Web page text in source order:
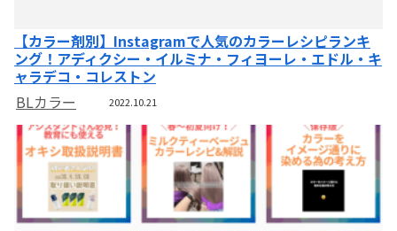
【カラー剤別】Instagramで人気のカラーレシピランキ
ング！アディクシー・イルミナ・フィヨーレ・エドル・キ
ャラデコ・コレストン
BLカラー
2022.10.21